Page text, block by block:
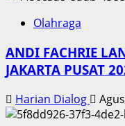
Olahraga
ANDI FACHRIE
JAKARTA PUSAT
Harian Dialog